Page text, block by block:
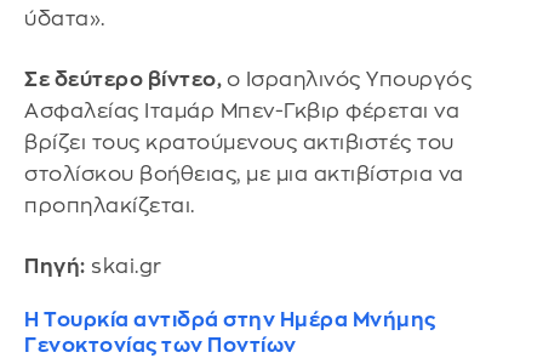
ύδατα».
Σε δεύτερο βίντεο, ο Ισραηλινός Υπουργός
Ασφαλείας Ιταμάρ Μπεν-Γκβιρ φέρεται να
βρίζει τους κρατούμενους ακτιβιστές του
στολίσκου βοήθειας, με μια ακτιβίστρια να
προπηλακίζεται.
Πηγή: skai.gr
Η Τουρκία αντιδρά στην Ημέρα Μνήμης
Γενοκτονίας των Ποντίων